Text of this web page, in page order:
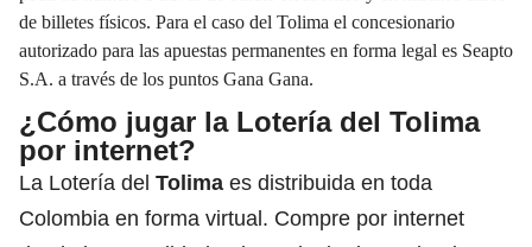
de billetes físicos. Para el caso del Tolima el concesionario
autorizado para las apuestas permanentes en forma legal es Seapto
S.A. a través de los puntos Gana Gana.
¿Cómo jugar la Lotería del Tolima
por internet?
La Lotería del Tolima es distribuida en toda
Colombia en forma virtual. Compre por internet